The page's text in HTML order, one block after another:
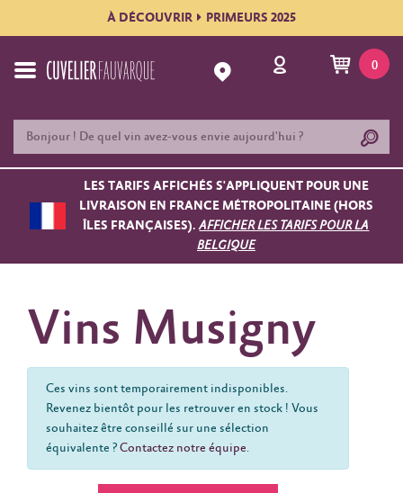
À DÉCOUVRIR PRIMEURS 2025
0
LES TARIFS AFFICHÉS S'APPLIQUENT POUR UNE
LIVRAISON EN FRANCE MÉTROPOLITAINE (HORS
ÎLES FRANÇAISES).AFFICHER LES TARIFS POUR LA
BELGIQUE
Vins Musigny
Ces vins sont temporairement indisponibles.
Revenez bientôt pour les retrouver en stock ! Vous
souhaitez être conseillé sur une sélection
équivalente ?Contactez notre équipe.